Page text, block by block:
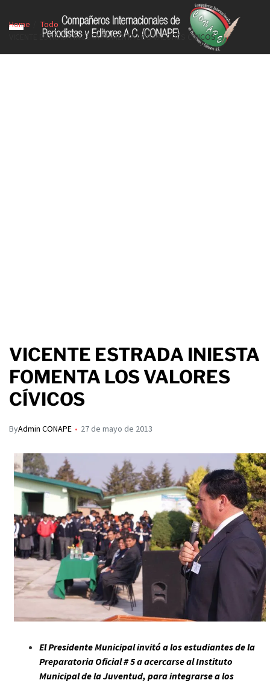
Home
Todo
VICENTE ESTRADA INIESTA FOMENTA LOS VALORES CÍVICOS
VICENTE ESTRADA INIESTA
FOMENTA LOS VALORES
CÍVICOS
ByAdmin CONAPE 27 de mayo de 2013
El Presidente Municipal invitó a los estudiantes de la
Preparatoria Oficial # 5 a acercarse al Instituto
Municipal de la Juventud, para integrarse a los